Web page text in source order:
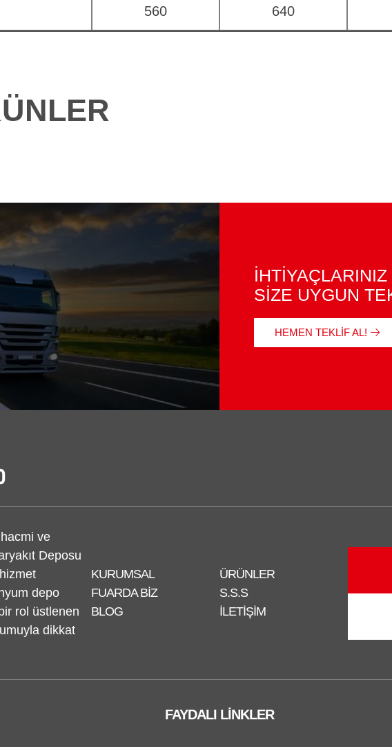
560 640
SİZE UYGUN
HEMEN TEKLIF AL!
ve
Deposu
depo
rol üstlenen
dikkat
KURUMSAL
ÜRÜNLER
FUARDA BIZ
S.S.S
BLOG
İLETIŞIM
FAYDALI LINKLER